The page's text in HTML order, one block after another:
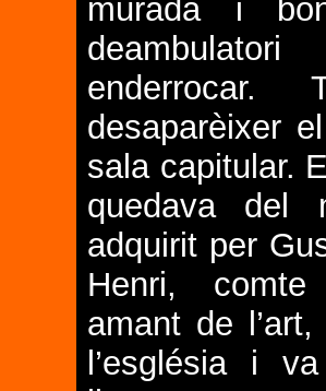
murada i
enderrocar.
desaparèixer
sala capitular.
quedava del
adquirit per
Henri,
amant de
l’església i